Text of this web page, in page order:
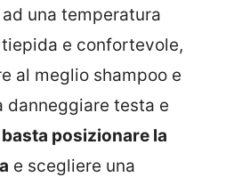
una temperatura
tiepida e confortevole,
al meglio shampoo e
danneggiare testa e
posizionare la
e scegliere una